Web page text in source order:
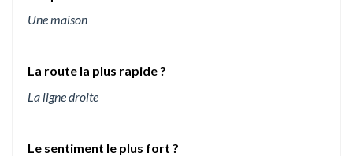
Une maison
La route la plus rapide ?
La ligne droite
Le sentiment le plus fort ?